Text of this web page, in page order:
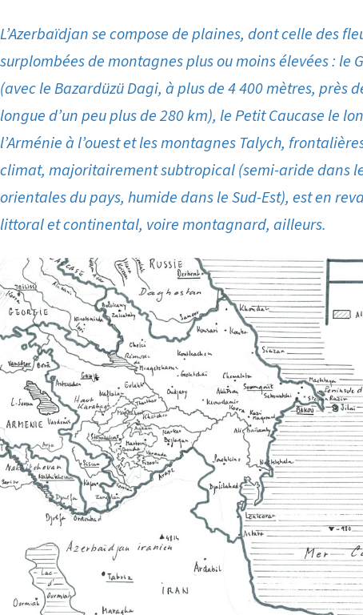
L’Azerbaïdjan se compose de plaines, dont celle des
surplombées de montagnes plus ou moins élevées : le
(avec le Bazardüzü Dagi, à plus de 4 400 mètres, près
longue d’un peu plus de 280 km), le Petit Caucase le
l’Arménie à l’ouest et les montagnes Talych,
climat, majoritairement subtropical (semi-aride dans
orientales du pays, humide dans le Sud-Est), est en
littoral et continental, voire montagnard, ailleurs.